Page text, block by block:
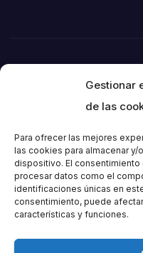
Gestionar
de las
Para ofrecer las mejores
las cookies para almacenar
dispositivo. El
procesar datos como el
identificaciones únicas en
consentimiento, puede
características y funciones.